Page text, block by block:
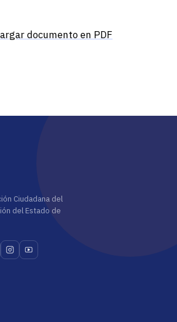
documento en PDF
Ciudadana del
del Estado de